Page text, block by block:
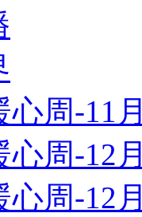
心周-11
心周-12
心周-12